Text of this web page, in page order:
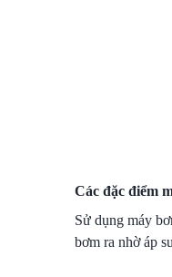
Các đặc điểm
Sử dụng máy
bơm ra nhờ áp